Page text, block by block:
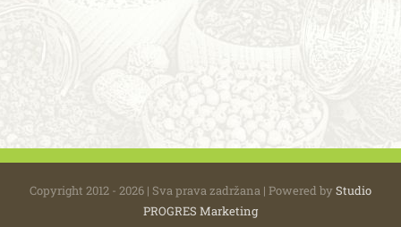
Copyright 2012 - 2026 | Sva prava zadržana | Powered byStudio
PROGRES Marketing